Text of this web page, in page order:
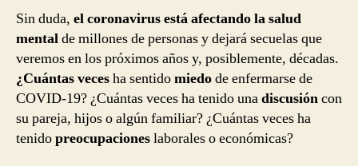
Sin duda, el coronavirus está afectando la salud
mentalde millones de personas y dejará secuelas que
veremos en los próximos años y, posiblemente, décadas.
¿Cuántas vecesha sentidomiedode enfermarse de
COVID-19? ¿Cuántas veces ha tenido unadiscusióncon
su pareja, hijos o algún familiar? ¿Cuántas veces ha
tenidopreocupacioneslaborales o económicas?